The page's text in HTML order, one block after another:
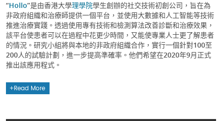
“Hollo”是由香港大學理學院學生創辦的社交技術初創公司，旨在為
非政府組織和治療師提供一個平台，並使用大數據和人工智能等技術
推進治療實踐。透過使用專有技術和檢測算法改善診斷和治療效果，
該平台使患者可以在過程中花更少時間，又能使專業人士更了解患者
的情況。研究小組將與本地的非政府組織合作，實行一個針對100至
200人的試驗計劃，進一步提高準確率。他們希望在2020年9月正式
推出該應用程式。
Read More